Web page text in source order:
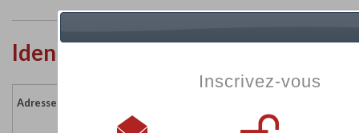
Identité de l'établissement
Adresse :
80480 PONT-DE-METZ
Inscrivez-vous